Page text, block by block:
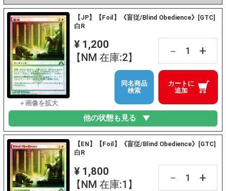
【JP】【Foil】《盲従/Blind Obedience》[GTC]
白R
¥ 1,200
【NM 在庫:2】
－ +
カートに
追加
同名商品
検索
他の状態も見る
【EN】【Foil】《盲従/Blind Obedience》[GTC]
白R
¥ 1,800
【NM 在庫:1】
－ +